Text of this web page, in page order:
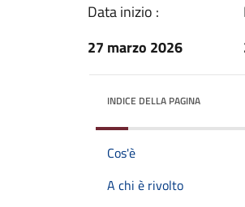
Data inizio :
27 marzo 2026
INDICE DELLA PAGINA
Cos'è
A chi è rivolto